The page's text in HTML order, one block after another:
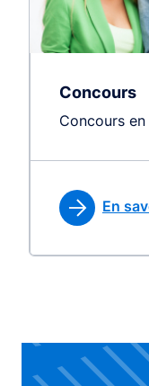
Concours
Concours
En